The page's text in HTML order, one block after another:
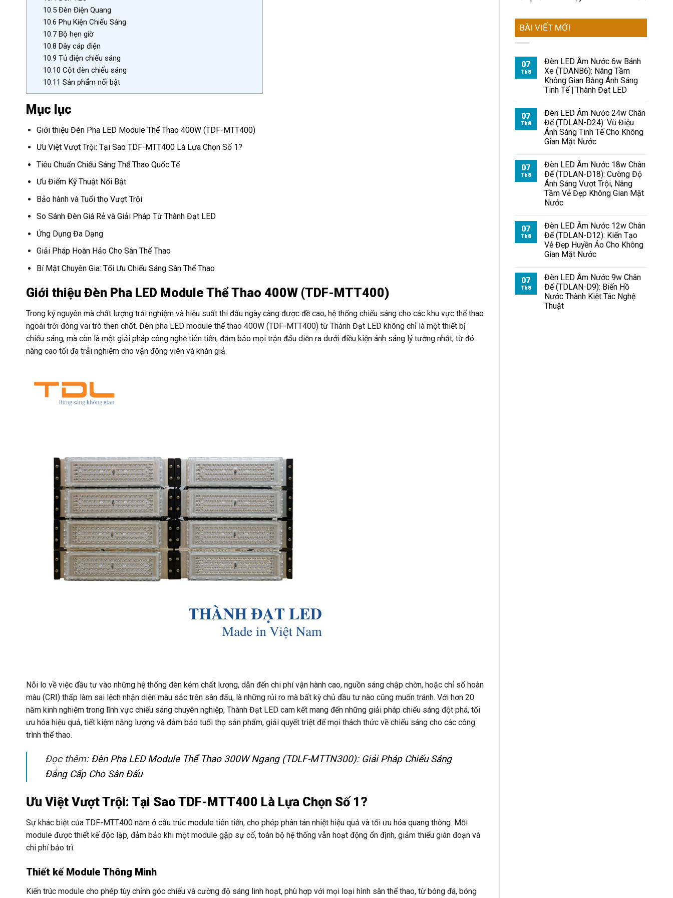
10.5Đèn Điện Quang
10.6 Phụ Kiện Chiếu Sáng
10.7Bộ hẹn giờ
10.8 Dây cáp điện
10.9 Tủ điện chiếu sáng
10.10 Cột đèn chiếu sáng
10.11 Sản phẩm nổi bật
Mục lục
Giới thiệu Đèn Pha LED Module Thể Thao 400W (TDF-MTT400)
Ưu Việt Vượt Trội: Tại Sao TDF-MTT400 Là Lựa Chọn Số 1?
Tiêu Chuẩn Chiếu Sáng Thể Thao Quốc Tế
Ưu Điểm Kỹ Thuật Nổi Bật
Bảo hành và Tuổi thọ Vượt Trội
So Sánh Đèn Giá Rẻ và Giải Pháp Từ Thành Đạt LED
Ứng Dụng Đa Dạng
Giải Pháp Hoàn Hảo Cho Sân Thể Thao
Bí Mật Chuyên Gia: Tối Ưu Chiếu Sáng Sân Thể Thao
Giới thiệu Đèn Pha LED Module Thể Thao 400W (TDF-MTT400)
Trong kỷ nguyên mà chất lượng trải nghiệm và hiệu suất thi đấu ngày càng được đề cao, hệ thống chiếu sáng cho các khu vực thể thao
ngoài trời đóng vai trò then chốt. Đèn pha LED module thể thao 400W (TDF-MTT400) từ Thành Đạt LED không chỉ là một thiết bị
chiếu sáng, mà còn là một giải pháp công nghệ tiên tiến, đảm bảo mọi trận đấu diễn ra dưới điều kiện ánh sáng lý tưởng nhất, từ đó
nâng cao tối đa trải nghiệm cho vận động viên và khán giả.
Nỗi lo về việc đầu tư vào những hệ thống đèn kém chất lượng, dẫn đến chi phí vận hành cao, nguồn sáng chập chờn, hoặc chỉ số hoàn
màu (CRI) thấp làm sai lệch nhận diện màu sắc trên sân đấu, là những rủi ro mà bất kỳ chủ đầu tư nào cũng muốn tránh. Với hơn 20
năm kinh nghiệm trong lĩnh vực chiếu sáng chuyên nghiệp, Thành Đạt LED cam kết mang đến những giải pháp chiếu sáng đột phá, tối
ưu hóa hiệu quả, tiết kiệm năng lượng và đảm bảo tuổi thọ sản phẩm, giải quyết triệt để mọi thách thức về chiếu sáng cho các công
trình thể thao.
Đọc thêm: Đèn Pha LED Module Thể Thao 300W Ngang (TDLF-MTTN300): Giải Pháp Chiếu Sáng
Đẳng Cấp Cho Sân Đấu
Ưu Việt Vượt Trội: Tại Sao TDF-MTT400 Là Lựa Chọn Số 1?
Sự khác biệt của TDF-MTT400 nằm ở cấu trúc module tiên tiến, cho phép phân tán nhiệt hiệu quả và tối ưu hóa quang thông. Mỗi
module được thiết kế độc lập, đảm bảo khi một module gặp sự cố, toàn bộ hệ thống vẫn hoạt động ổn định, giảm thiểu gián đoạn và
chi phí bảo trì.
Thiết kế Module Thông Minh
Kiến trúc module cho phép tùy chỉnh góc chiếu và cường độ sáng linh hoạt, phù hợp với mọi loại hình sân thể thao, từ bóng đá, bóng
BÀI VIẾT MỚI
07
Th8
Đèn LED Âm Nước 6w Bánh
Xe (TDANB6): Nâng Tầm
Không Gian Bằng Ánh Sáng
Tinh Tế | Thành Đạt LED
07
Th8
Đèn LED Âm Nước 24w Chân
Đế (TDLAN-D24): Vũ Điệu
Ánh Sáng Tinh Tế Cho Không
Gian Mặt Nước
07
Th8
Đèn LED Âm Nước 18w Chân
Đế (TDLAN-D18): Cường Độ
Ánh Sáng Vượt Trội, Nâng
Tầm Vẻ Đẹp Không Gian Mặt
Nước
07
Th8
Đèn LED Âm Nước 12w Chân
Đế (TDLAN-D12): Kiến Tạo
Vẻ Đẹp Huyền Ảo Cho Không
Gian Mặt Nước
07
Th8
Đèn LED Âm Nước 9w Chân
Đế (TDLAN-D9): Biến Hồ
Nước Thành Kiệt Tác Nghệ
Thuật